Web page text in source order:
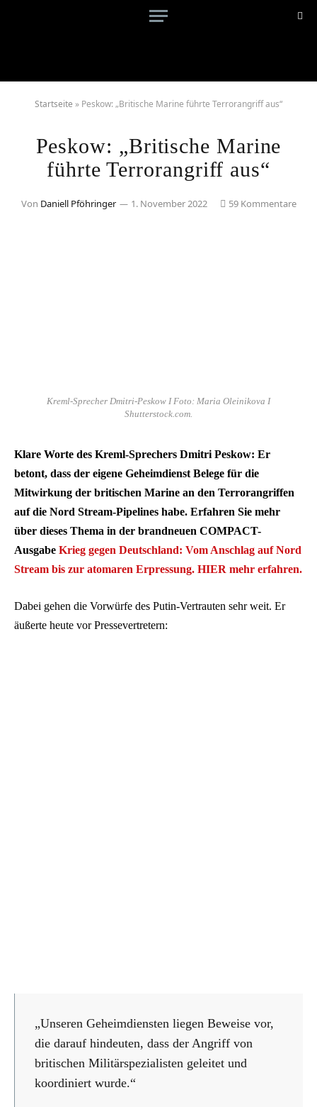
Startseite » Peskow: „Britische Marine führte Terrorangriff aus“
Peskow: „Britische Marine
führte Terrorangriff aus“
Von Daniell Pföhringer 1. November 2022 59 Kommentare
Kreml-Sprecher Dmitri-Peskow I Foto: Maria Oleinikova I
Shutterstock.com.
Klare Worte des Kreml-Sprechers Dmitri Peskow: Er
betont, dass der eigene Geheimdienst Belege für die
Mitwirkung der britischen Marine an den Terrorangriffen
auf die Nord Stream-Pipelines habe. Erfahren Sie mehr
über dieses Thema in der brandneuen COMPACT-
Ausgabe Krieg gegen Deutschland: Vom Anschlag auf Nord
Stream bis zur atomaren Erpressung. HIER mehr erfahren.
Dabei gehen die Vorwürfe des Putin-Vertrauten sehr weit. Er
äußerte heute vor Pressevertretern:
„Unseren Geheimdiensten liegen Beweise vor,
die darauf hindeuten, dass der Angriff von
britischen Militärspezialisten geleitet und
koordiniert wurde.“